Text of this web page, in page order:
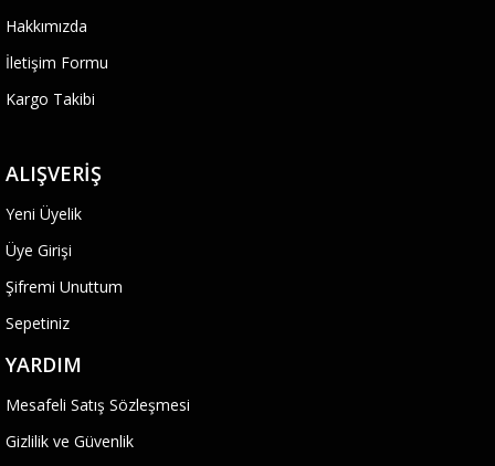
Hakkımızda
İletişim Formu
Kargo Takibi
ALIŞVERIŞ
Yeni Üyelik
Üye Girişi
Şifremi Unuttum
Sepetiniz
YARDIM
Mesafeli Satış Sözleşmesi
Gizlilik ve Güvenlik